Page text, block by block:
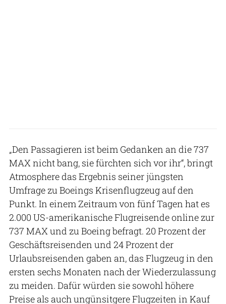
„Den Passagieren ist beim Gedanken an die 737
MAX nicht bang, sie fürchten sich vor ihr“, bringt
Atmosphere das Ergebnis seiner jüngsten
Umfrage zu Boeings Krisenflugzeug auf den
Punkt. In einem Zeitraum von fünf Tagen hat es
2.000 US-amerikanische Flugreisende online zur
737 MAX und zu Boeing befragt. 20 Prozent der
Geschäftsreisenden und 24 Prozent der
Urlaubsreisenden gaben an, das Flugzeug in den
ersten sechs Monaten nach der Wiederzulassung
zu meiden. Dafür würden sie sowohl höhere
Preise als auch ungünsitgere Flugzeiten in Kauf